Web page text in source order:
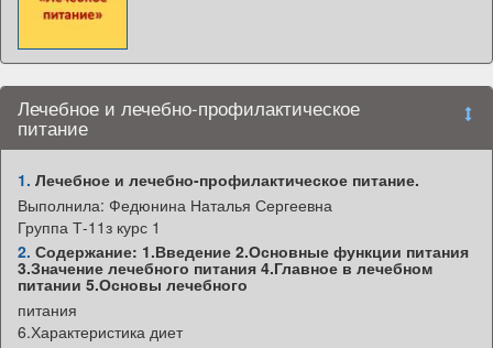
Лечебное и лечебно-профилактическое
питание
1. Лечебное и лечебно-профилактическое питание.
Выполнила: Федюнина Наталья Сергеевна
Группа Т-11з курс 1
2. Содержание: 1.Введение 2.Основные функции питания
3.Значение лечебного питания 4.Главное в лечебном
питании 5.Основы лечебного
питания
6.Характеристика диет